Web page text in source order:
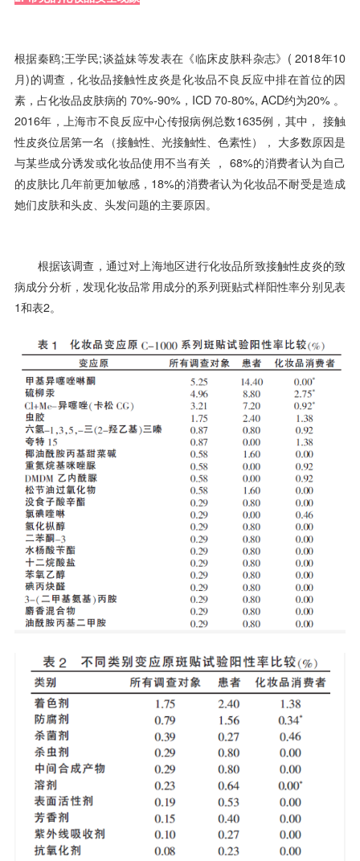
根据秦鸥;王学民;谈益妹等发表在《临床皮肤科杂志》( 2018年10
月)的调查，化妆品接触性皮炎是化妆品不良反应中排在首位的因
素，占化妆品皮肤病的 70%-90%，ICD 70-80%, ACD约为20% 。
2016年，上海市不良反应中心传报病例总数1635例，其中， 接触
性皮炎位居第一名（接触性、光接触性、色素性）， 大多数原因是
与某些成分诱发或化妆品使用不当有关 ， 68%的消费者认为自己
的皮肤比几年前更加敏感，18%的消费者认为化妆品不耐受是造成
她们皮肤和头皮、头发问题的主要原因。
根据该调查，通过对上海地区进行化妆品所致接触性皮炎的致
病成分分析，发现化妆品常用成分的系列斑贴式样阳性率分别见表
1和表2。